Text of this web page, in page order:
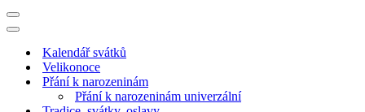
Navigační
menu
Navigační
Kalendář svátků
Velikonoce
Přání k narozeninám
Přání k narozeninám univerzální